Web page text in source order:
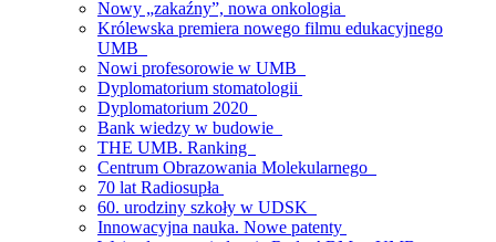
Nowy „zakaźny”, nowa onkologia
Królewska premiera nowego filmu edukacyjnego
UMB
Nowi profesorowie w UMB
Dyplomatorium stomatologii
Dyplomatorium 2020
Bank wiedzy w budowie
THE UMB. Ranking
Centrum Obrazowania Molekularnego
70 lat Radiosupła
60. urodziny szkoły w UDSK
Innowacyjna nauka. Nowe patenty